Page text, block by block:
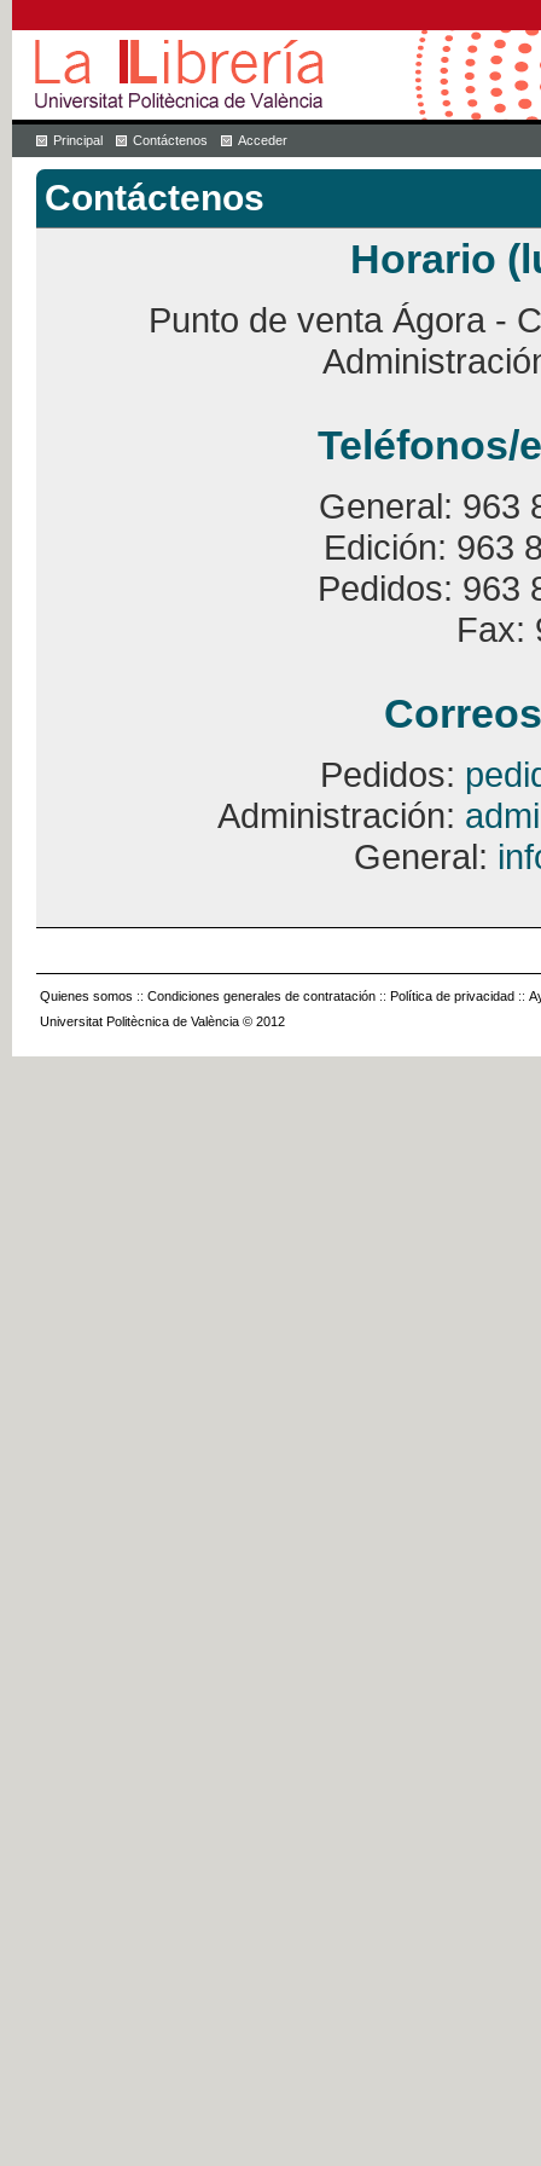
Principal Contáctenos Acceder
Contáctenos
Horario
Punto de venta Ágora -
Teléfonos/
General: 963
Edición: 963
Pedidos: 963
Fax:
Pedidos:
Administración:
General:
Quienes somos :: Condiciones generales de contratación :: Política de privacidad ::
Universitat Politècnica de València © 2012